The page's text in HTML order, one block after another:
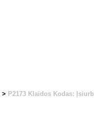
> P2173 Klaidos Kodas: